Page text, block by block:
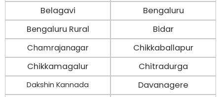
Belagavi
Bengaluru
Bengaluru Rural
Bidar
Chamrajanagar
Chikkaballapur
Chikkamagalur
Chitradurga
Dakshin Kannada
Davanagere